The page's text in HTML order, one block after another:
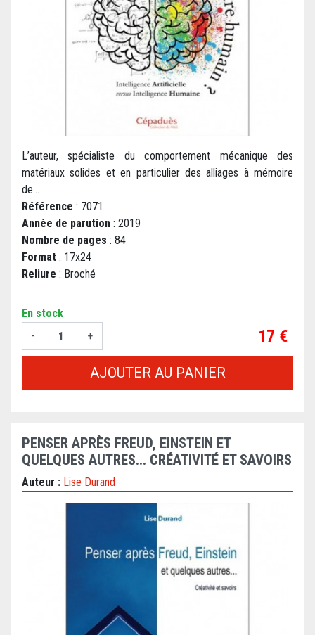
L’auteur, spécialiste du comportement mécanique des
matériaux solides et en particulier des alliages à mémoire
de...
Référence : 7071
Année de parution : 2019
Nombre de pages : 84
Format : 17x24
Reliure : Broché
En stock
-
+ Prix
17 €
AJOUTER AU PANIER
PENSER APRÈS FREUD, EINSTEIN ET
QUELQUES AUTRES... CRÉATIVITÉ ET SAVOIRS
Auteur : Lise Durand